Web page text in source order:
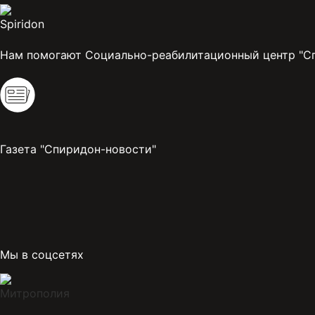
Нам помогают Социально-реабилитационный центр
Газета "Спиридон-новости"
Мы в соцсетях